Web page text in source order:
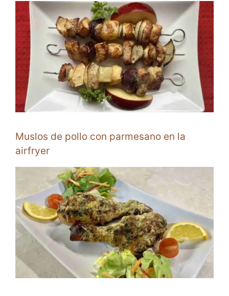
Muslos de pollo con parmesano en la
airfryer